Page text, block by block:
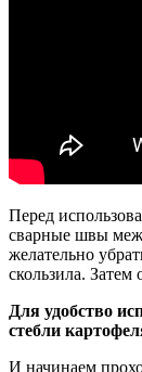
Перед
сварные швы
желательно
скользила. Затем
Для удобство
стебли
И начинаем